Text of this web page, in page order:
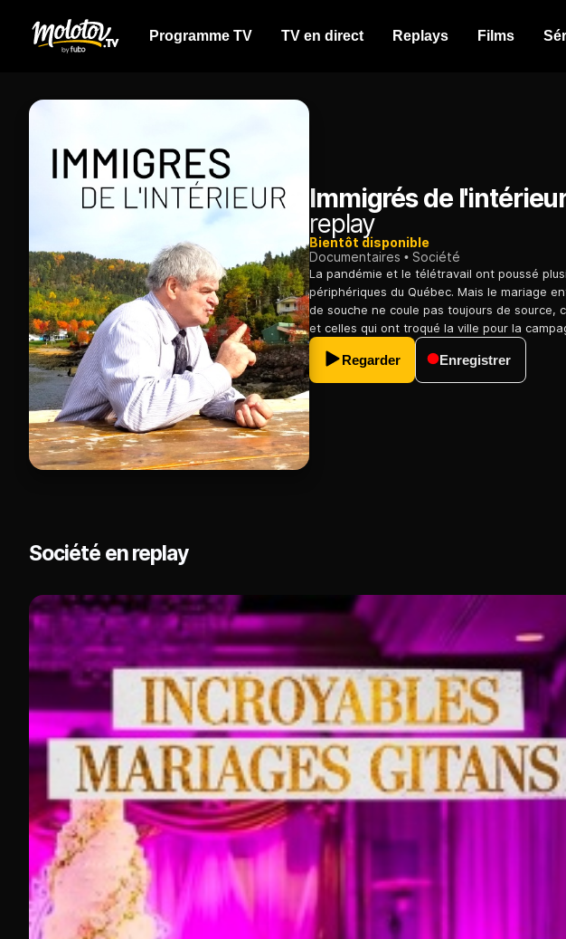
Programme TV TV en direct Replays Films
Immigrés de
replay
Bientôt disponible
Documentaires
Société
La pandémie et le télétravail ont poussé
périphériques du Québec. Mais le mariage
de souche ne coule pas toujours de source,
et celles qui ont troqué la ville pour la
Regarder Enregistrer
Société en replay